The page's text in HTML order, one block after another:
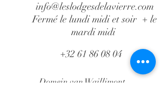
info@leslodgesdelavierre.com
Fermé le lundi midi et soir + le
mardi midi
+32 61 86 08 04
Domein van Waillimont